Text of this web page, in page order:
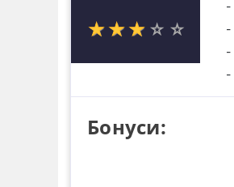
☆☆☆ ☆ ☆
★★★ ★ ★
Бонуси: